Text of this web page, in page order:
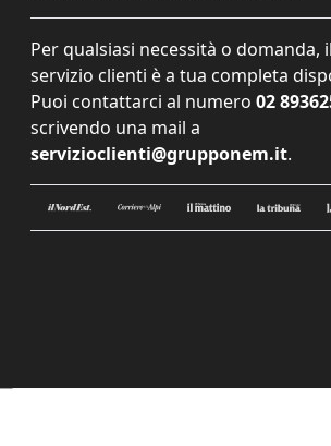
Per qualsiasi necessità o domanda,
servizio clienti è a tua completa
Puoi contattarci al numero 02
scrivendo una mail a
servizioclienti@grupponem.it.